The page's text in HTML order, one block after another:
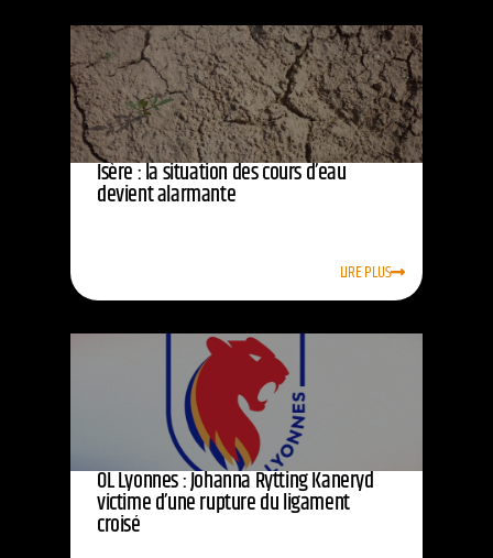
Isère : la situation des cours d’eau
devient alarmante
LIRE PLUS
OL Lyonnes : Johanna Rytting Kaneryd
victime d’une rupture du ligament
croisé